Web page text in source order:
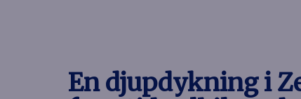
En djupdykning i